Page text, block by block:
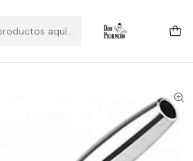
Dosificador Metálico